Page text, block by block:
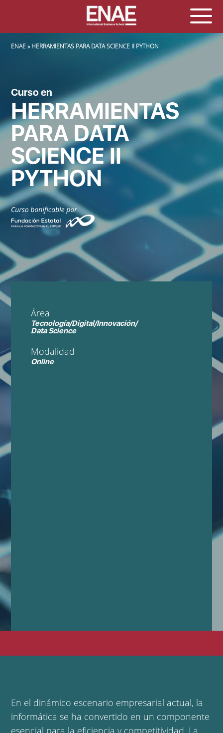
SOBRESCRIBIR ENLACES DE AYUDA A LA NAVEGACIÓN
ENAE HERRAMIENTAS PARA DATA SCIENCE II PYTHON
Curso en
HERRAMIENTAS
PARA DATA
SCIENCE II
PYTHON
Área
Tecnología/Digital/Innovación/
Data Science
Modalidad
Online
En el dinámico escenario empresarial actual, la
informática se ha convertido en un componente
esencial para la eficiencia y competitividad. La